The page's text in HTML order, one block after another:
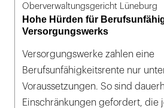
Oberverwaltungsgericht Lüneburg
Hohe Hürden für
Versorgungswerks
Versorgungswerke zahlen eine
Berufsunfähigkeitsrente nur
Voraussetzungen. So sind
Einschränkungen gefordert, die